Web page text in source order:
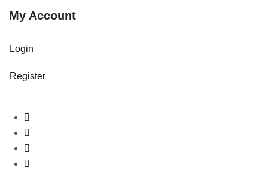
My Account
Login
Register